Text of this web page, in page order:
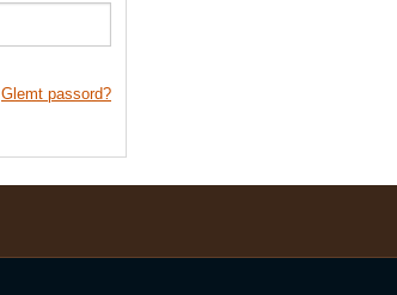
Glemt passord?